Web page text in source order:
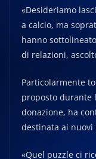
«Desideriamo
a calcio, ma
hanno
di relazioni,
Particolarmente
proposto durante
donazione, ha
destinata ai
«Quel puzzle ci